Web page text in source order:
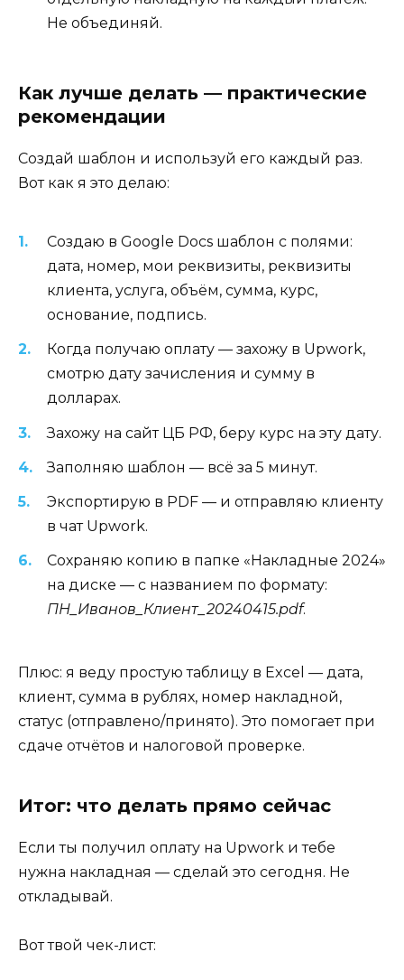
Не объединяй.
Как лучше делать — практические
рекомендации
Создай шаблон и используй его каждый раз.
Вот как я это делаю:
Создаю в Google Docs шаблон с полями:
дата, номер, мои реквизиты, реквизиты
клиента, услуга, объём, сумма, курс,
основание, подпись.
Когда получаю оплату — захожу в Upwork,
смотрю дату зачисления и сумму в
долларах.
Захожу на сайт ЦБ РФ, беру курс на эту дату.
Заполняю шаблон — всё за 5 минут.
Экспортирую в PDF — и отправляю клиенту
в чат Upwork.
Сохраняю копию в папке «Накладные 2024»
на диске — с названием по формату:
ПН_Иванов_Клиент_20240415.pdf.
Плюс: я веду простую таблицу в Excel — дата,
клиент, сумма в рублях, номер накладной,
статус (отправлено/принято). Это помогает при
сдаче отчётов и налоговой проверке.
Итог: что делать прямо сейчас
Если ты получил оплату на Upwork и тебе
нужна накладная — сделай это сегодня. Не
откладывай.
Вот твой чек-лист: